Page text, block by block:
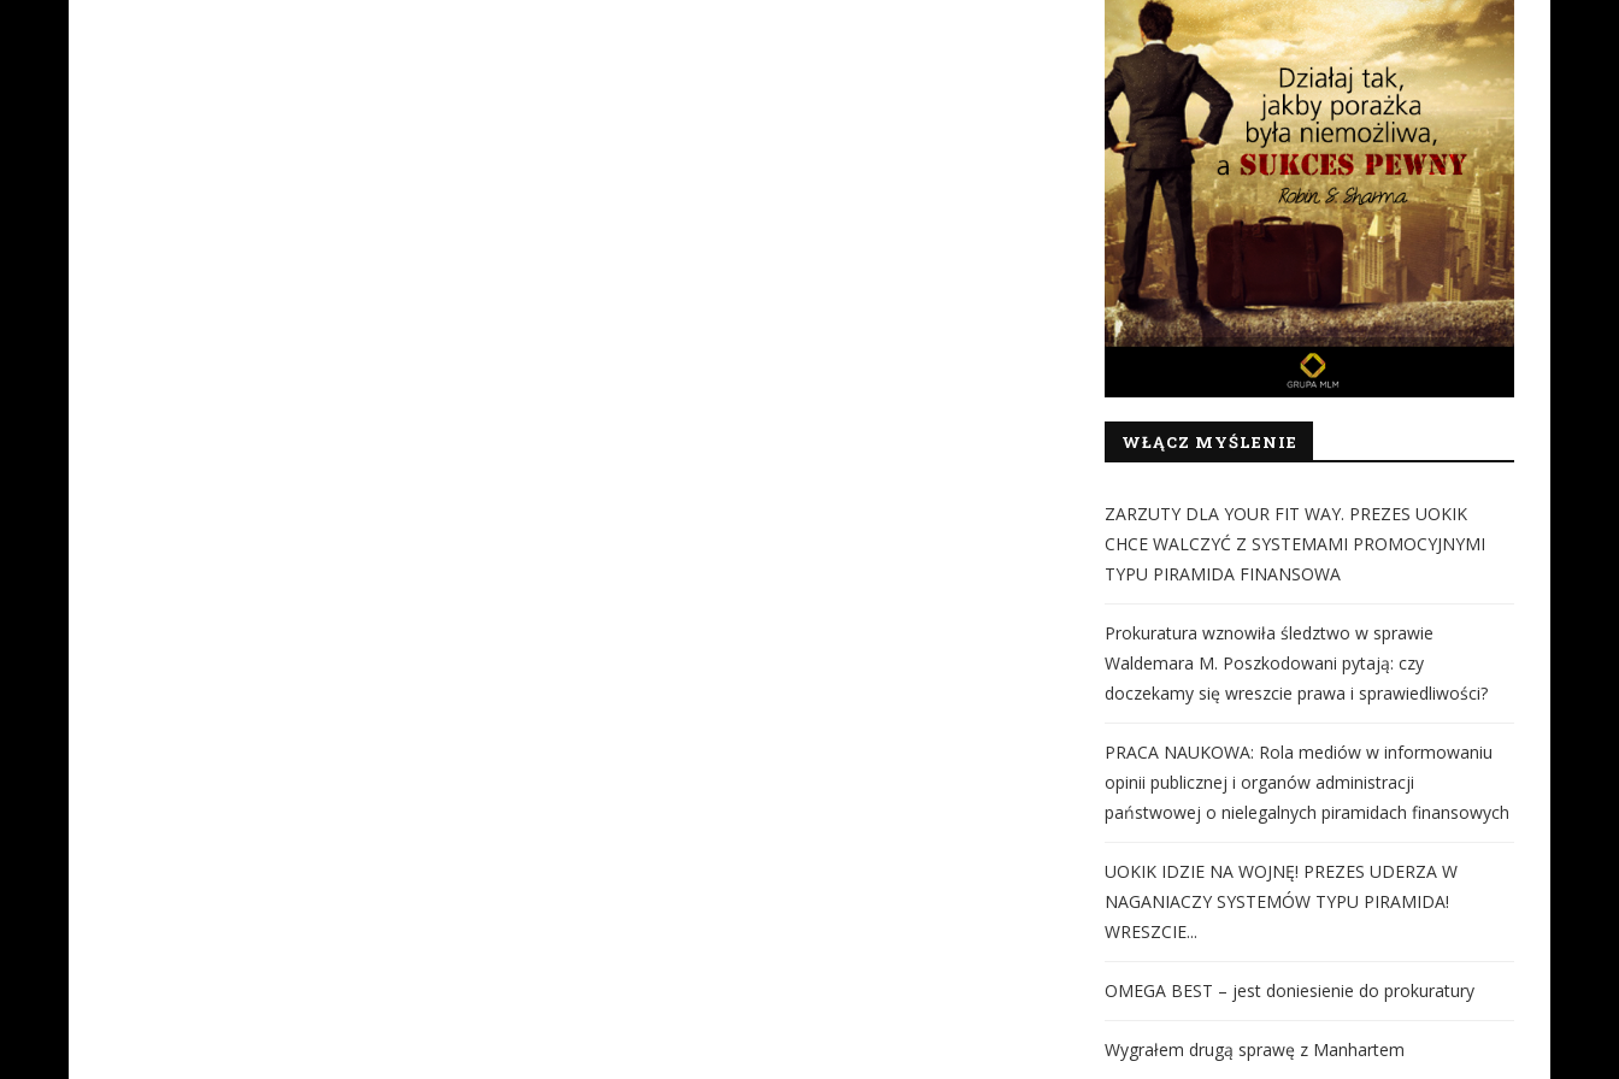
WŁĄCZ MYŚLENIE
ZARZUTY DLA YOUR FIT WAY. PREZES UOKIK
CHCE WALCZYĆ Z SYSTEMAMI PROMOCYJNYMI
TYPU PIRAMIDA FINANSOWA
Prokuratura wznowiła śledztwo w sprawie
Waldemara M. Poszkodowani pytają: czy
doczekamy się wreszcie prawa i sprawiedliwości?
PRACA NAUKOWA: Rola mediów w informowaniu
opinii publicznej i organów administracji
państwowej o nielegalnych piramidach finansowych
UOKIK IDZIE NA WOJNĘ! PREZES UDERZA W
NAGANIACZY SYSTEMÓW TYPU PIRAMIDA!
WRESZCIE...
OMEGA BEST – jest doniesienie do prokuratury
Wygrałem drugą sprawę z Manhartem